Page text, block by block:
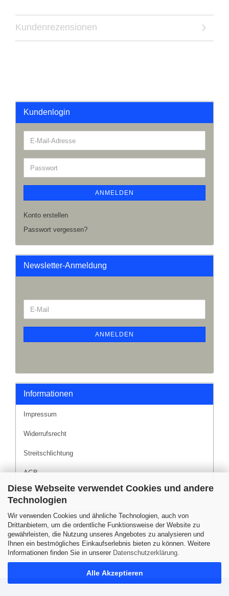
Diese Webseite verwendet Cookies und andere
Technologien
Wir verwenden Cookies und ähnliche Technologien, auch von
Drittanbietern, um die ordentliche Funktionsweise der Website zu
gewährleisten, die Nutzung unseres Angebotes zu analysieren und
Ihnen ein bestmögliches Einkaufserlebnis bieten zu können. Weitere
Informationen finden Sie in unserer Datenschutzerklärung.
Alle Akzeptieren
Kundenrezensionen
Kundenlogin
ANMELDEN
Konto erstellen
Passwort vergessen?
Newsletter-Anmeldung
ANMELDEN
Informationen
Impressum
Widerrufsrecht
Streitschlichtung
AGB
Liefer- und Versandkosten
Versand- & Zahlungsbedingungen
Datenschutz
Sitemap